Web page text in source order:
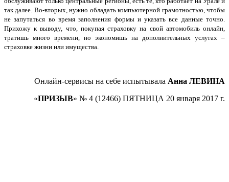
так далее. Во-вторых, нужно обладать компьютерной грамотностью, чтобы
не запутаться во время заполнения формы и указать все данные точно.
Прихожу к выводу, что, покупая страховку на свой автомобиль онлайн,
тратишь много времени, но экономишь на дополнительных услугах –
страховке жизни или имущества.
Онлайн-сервисы на себе испытывала Анна ЛЕВИНА
«ПРИЗЫВ» № 4 (12466) ПЯТНИЦА 20 января 2017 г.